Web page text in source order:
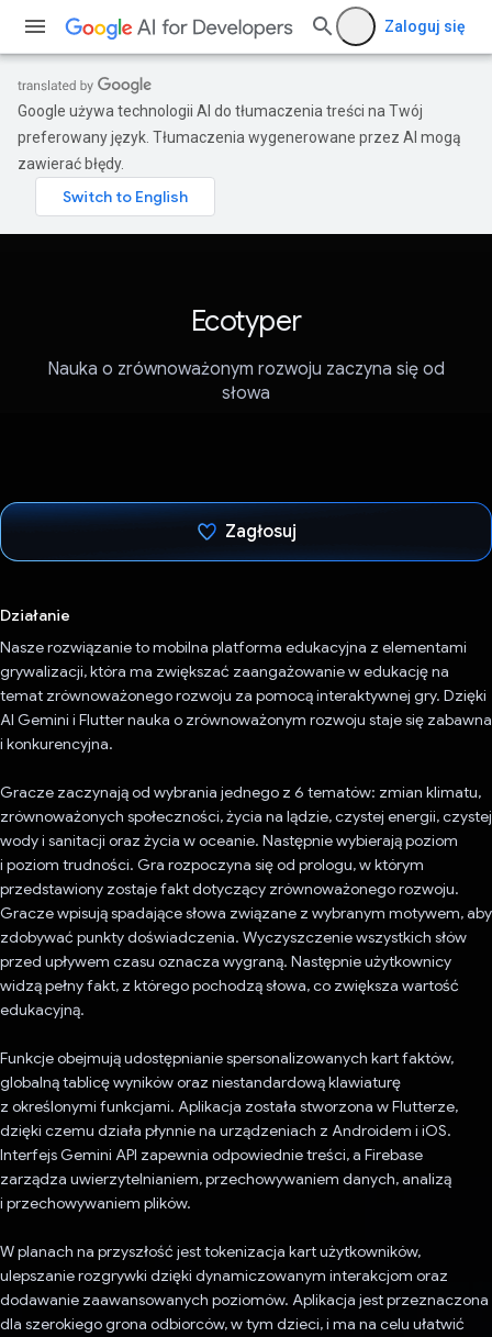
Zaloguj się
Google używa technologii AI do tłumaczenia treści na Twój
preferowany język. Tłumaczenia wygenerowane przez AI mogą
zawierać błędy.
Ecotyper
Nauka o zrównoważonym rozwoju zaczyna się od
słowa
Zagłosuj
Działanie
Nasze rozwiązanie to mobilna platforma edukacyjna z elementami
grywalizacji, która ma zwiększać zaangażowanie w edukację na
temat zrównoważonego rozwoju za pomocą interaktywnej gry. Dzięki
AI Gemini i Flutter nauka o zrównoważonym rozwoju staje się zabawna
i konkurencyjna.
Gracze zaczynają od wybrania jednego z 6 tematów: zmian klimatu,
zrównoważonych społeczności, życia na lądzie, czystej energii, czystej
wody i sanitacji oraz życia w oceanie. Następnie wybierają poziom
i poziom trudności. Gra rozpoczyna się od prologu, w którym
przedstawiony zostaje fakt dotyczący zrównoważonego rozwoju.
Gracze wpisują spadające słowa związane z wybranym motywem, aby
zdobywać punkty doświadczenia. Wyczyszczenie wszystkich słów
przed upływem czasu oznacza wygraną. Następnie użytkownicy
widzą pełny fakt, z którego pochodzą słowa, co zwiększa wartość
edukacyjną.
Funkcje obejmują udostępnianie spersonalizowanych kart faktów,
globalną tablicę wyników oraz niestandardową klawiaturę
z określonymi funkcjami. Aplikacja została stworzona w Flutterze,
dzięki czemu działa płynnie na urządzeniach z Androidem i iOS.
Interfejs Gemini API zapewnia odpowiednie treści, a Firebase
zarządza uwierzytelnianiem, przechowywaniem danych, analizą
i przechowywaniem plików.
W planach na przyszłość jest tokenizacja kart użytkowników,
ulepszanie rozgrywki dzięki dynamiczowanym interakcjom oraz
dodawanie zaawansowanych poziomów. Aplikacja jest przeznaczona
dla szerokiego grona odbiorców, w tym dzieci, i ma na celu ułatwić